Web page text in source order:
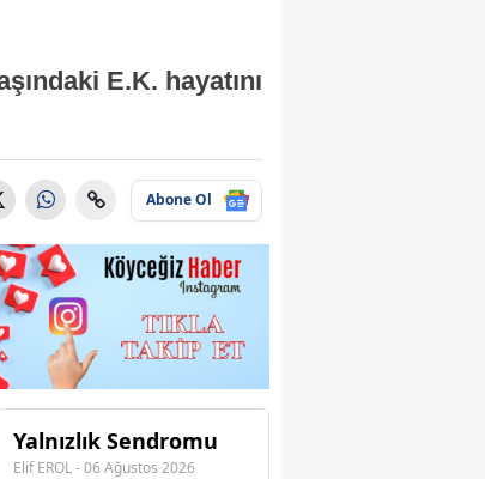
E.K. hayatını
Abone Ol
Yalnızlık Sendromu
Elif EROL - 06 Ağustos 2026